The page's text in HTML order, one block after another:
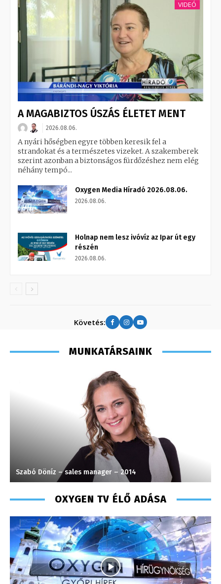
VIDEÓ
A MAGABIZTOS ÚSZÁS ÉLETET MENT
2026.08.06.
A nyári hőségben egyre többen keresik fel a
strandokat és a természetes vizeket. A szakemberek
szerint azonban a biztonságos fürdőzéshez nem elég
néhány tempó...
Oxygen Media Híradó 2026.08.06.
2026.08.06.
Holnap nem lesz ivóvíz az Ipar út egy
részén
2026.08.06.
Követés:
MUNKATÁRSAINK
Szabó Döníz – sales manager – 2014
OXYGEN TV ÉLŐ ADÁSA